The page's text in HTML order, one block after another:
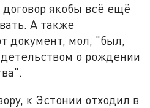
договор якобы всё ещё
А также
документ, мол, "был,
о рождении
к Эстонии отходил в